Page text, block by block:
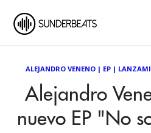
ALEJANDRO VENENO | EP |
Alejandro
nuevo EP "No